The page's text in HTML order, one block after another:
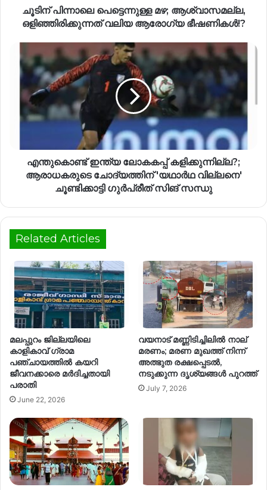
ചൂടിന് പിന്നാലെ പെട്ടെന്നുള്ള മഴ; ആശ്വാസമല്ല,
ഒളിഞ്ഞിരിക്കുന്നത് വലിയ ആരോഗ്യ ഭീഷണികൾ!?
എന്തുകൊണ്ട് ഇന്ത്യ ലോകകപ്പ് കളിക്കുന്നില്ല?;
ആരാധകരുടെ ചോദ്യത്തിന് 'യഥാർഥ വില്ലനെ'
ചൂണ്ടിക്കാട്ടി ഗുർപ്രീത് സിങ് സന്ധു
Related Articles
മലപ്പുറം ജില്ലയിലെ
കാളികാവ് ഗ്രാമ
പഞ്ചായത്തില്‍ കയറി
ജീവനക്കാരെ മര്‍ദിച്ചതായി
പരാതി
June 22, 2026
വയനാട് മണ്ണിടിച്ചിലില്‍ നാല്
മരണം; മരണ മുഖത്ത് നിന്ന്
അത്ഭുത രക്ഷപ്പെടൽ,
നടുക്കുന്ന ദൃശ്യങ്ങൾ പുറത്ത്
July 7, 2026